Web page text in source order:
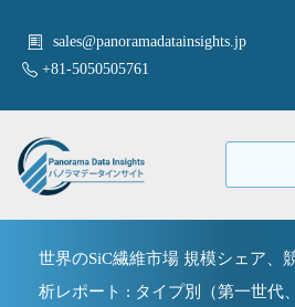
sales@panoramadatainsights.jp
+81-5050505761
世界のSiC繊維市場 規模シェア、
析レポート : タイプ別（第一世代